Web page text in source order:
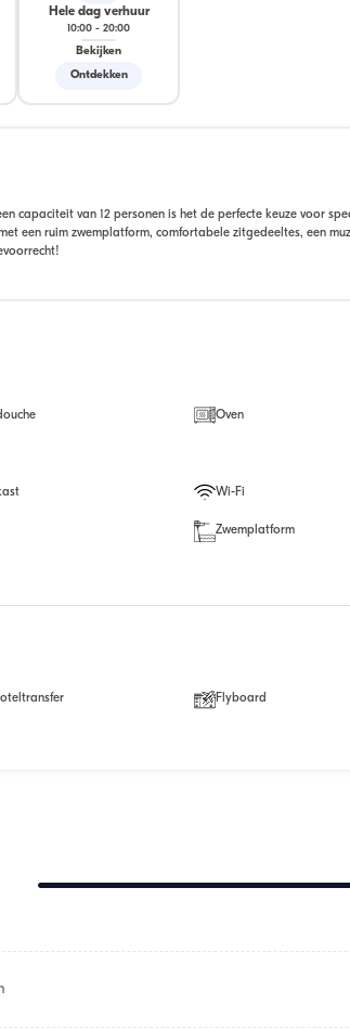
Hele dag verhuur
10:00 - 20:00
Bekijken
Ontdekken
capaciteit van 12 personen is het de perfecte keuze voor
een ruim zwemplatform, comfortabele zitgedeeltes, een
Oven
Wi-Fi
Zwemplatform
Flyboard